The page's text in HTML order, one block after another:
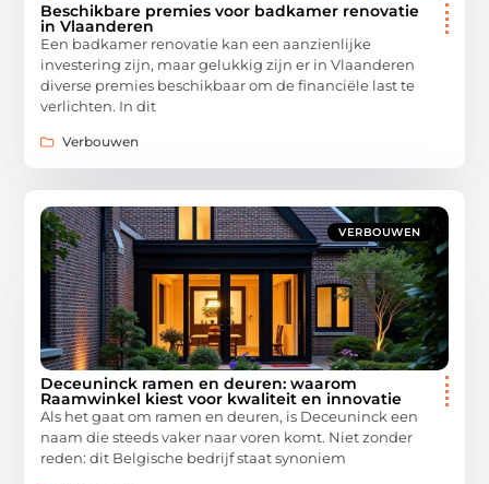
Beschikbare premies voor badkamer renovatie
in Vlaanderen
Een badkamer renovatie kan een aanzienlijke
investering zijn, maar gelukkig zijn er in Vlaanderen
diverse premies beschikbaar om de financiële last te
verlichten. In dit
Verbouwen
VERBOUWEN
Deceuninck ramen en deuren: waarom
Raamwinkel kiest voor kwaliteit en innovatie
Als het gaat om ramen en deuren, is Deceuninck een
naam die steeds vaker naar voren komt. Niet zonder
reden: dit Belgische bedrijf staat synoniem